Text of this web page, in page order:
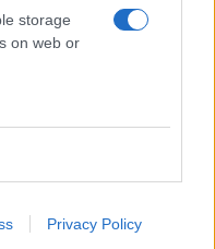
storage
on web or
Privacy Policy